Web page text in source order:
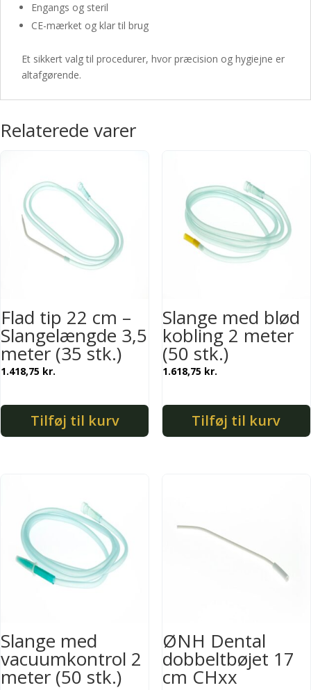
Engangs og steril
CE-mærket og klar til brug
Et sikkert valg til procedurer, hvor præcision og hygiejne er
altafgørende.
Relaterede varer
Flad tip 22 cm –
Slangelængde 3,5
meter (35 stk.)
1.418,75 kr.
Tilføj til kurv
Slange med blød
kobling 2 meter
(50 stk.)
1.618,75 kr.
Tilføj til kurv
Slange med
vacuumkontrol 2
meter (50 stk.)
ØNH Dental
dobbeltbøjet 17
cm CHxx